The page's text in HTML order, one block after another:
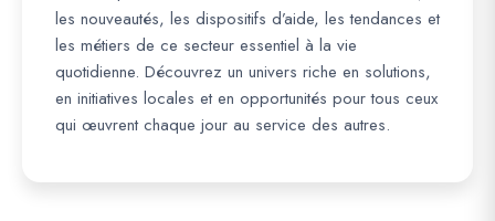
les nouveautés, les dispositifs d’aide, les tendances et
les métiers de ce secteur essentiel à la vie
quotidienne. Découvrez un univers riche en solutions,
en initiatives locales et en opportunités pour tous ceux
qui œuvrent chaque jour au service des autres.